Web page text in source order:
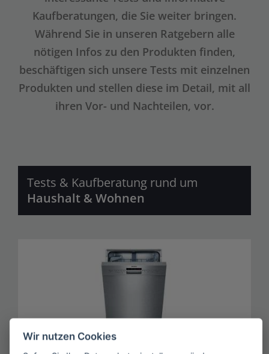
Kaufberatungen, die Sie weiter bringen.
Während Sie in unseren Ratgebern alle
nötigen Infos zu den Produkten finden,
beschäftigen sich unsere Tests mit einzelnen
Produkten und stellen diese im Detail, mit all
ihren Vor- und Nachteilen, vor.
Tests & Kaufberatung rund um
Haushalt & Wohnen
Wir nutzen Cookies